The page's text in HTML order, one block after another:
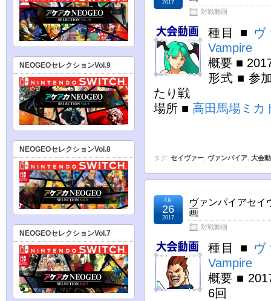
対戦動画
2017
種目 ■ ヴ
Vampire
概要 ■
形式 ■ 参
たり戦
場所 ■ 高田馬場ミカ
タグ: セイヴァー ヴァンパイア 大会
ヴァンパイアセ
画
対戦動画
4月
26
2017
種目 ■ ヴ
Vampire
概要 ■
6回
NEOGEOセレクションVol.9
NEOGEOセレクションVol.8
NEOGEOセレクションVol.7